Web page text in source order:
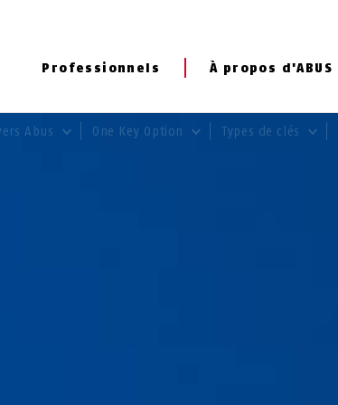
Professionnels À propos d'ABUS
Abus One Key Option Types de clés